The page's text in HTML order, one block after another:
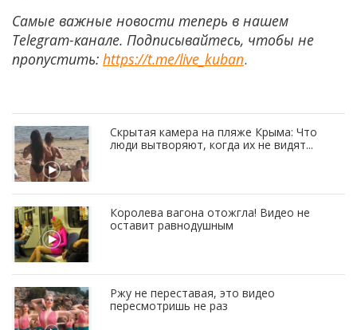
Самые важные новости теперь в нашем
Telegram-канале. Подписывайтесь, чтобы не
пропустить: https://t.me/live_kuban.
Скрытая камера на пляже Крыма: Что
люди вытворяют, когда их не видят...
Королева вагона отожгла! Видео не
оставит равнодушным
Ржу не переставая, это видео
пересмотришь не раз